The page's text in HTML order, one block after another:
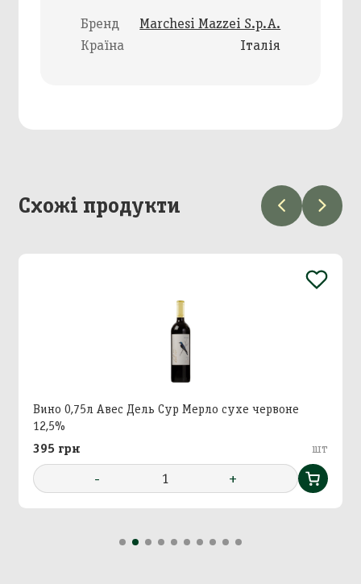
Бренд
Marchesi Mazzei S.p.A.
Країна
Італія
Схожі продукти
Вино 0,75л Авес Дель Сур Мерло сухе червоне
12,5%
395 грн
шт
- 1 +
Номер телефону
Далі
Зберегти кошик
Назва кошика
Підтвердити
Додавання кошику в
Підтвердити